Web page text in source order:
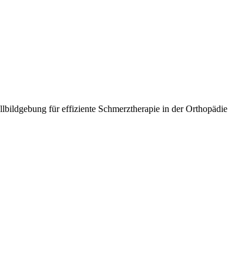
für effiziente Schmerztherapie in der Orthopädie